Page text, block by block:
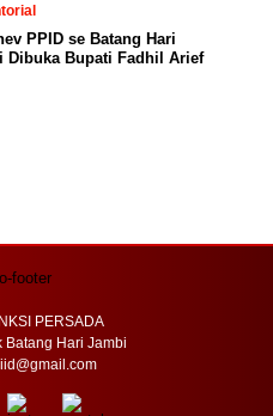
PPID se Batang Hari
Dibuka Bupati Fadhil Arief
PERSADA
Batang Hari Jambi